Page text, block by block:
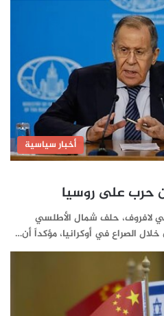
أخبار سياسية
حرب على روسيا
لافروف، حلف شمال الأطلسي
الصراع في أوكرانيا، مؤكداً أن…